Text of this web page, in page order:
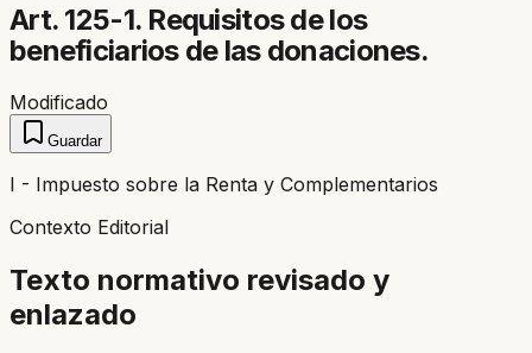
Art. 125-1. Requisitos de los
beneficiarios de las donaciones.
Modificado
Guardar
I - Impuesto sobre la Renta y Complementarios
Contexto Editorial
Texto normativo revisado y
enlazado